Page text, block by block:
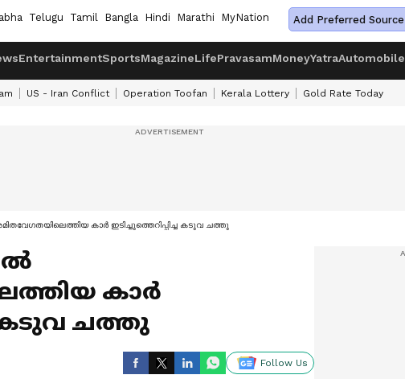
Telugu Tamil Bangla Hindi Marathi MyNation Add Preferred Source
EntertainmentSportsMagazineLifePravasamMoneyYatraAutomobile
US - Iran Conflict Operation Toofan Kerala Lottery Gold Rate Today
കാര്‍ ഇടിച്ചുത്തെറിപ്പിച്ച കടുവ ചത്തു
കാര്‍
കടുവ ചത്തു
Follow Us